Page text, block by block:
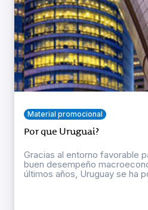
Material promocional
Por que Uruguai?
Gracias al entorno favorable
buen desempeño
últimos años, Uruguay se ha